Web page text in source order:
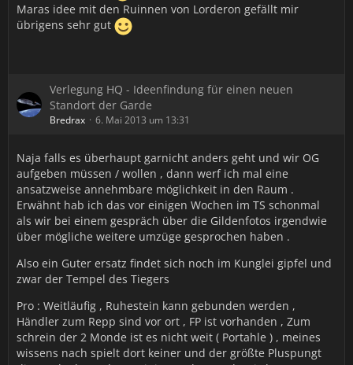
Maras idee mit den Ruinnen von Lorderon gefällt mir
übrigens sehr gut
Verlegung HQ - Ideenfindung für einen neuen
Standort der Garde
Bredrax 6. Mai 2013 um 13:31
Naja falls es überhaupt garnicht anders geht und wir OG
aufgeben müssen / wollen , dann werf ich mal eine
ansatzweise annehmbare möglichkeit in den Raum .
Erwähnt hab ich das vor einigen Wochen im TS schonmal
als wir bei einem gespräch über die Gildenfotos irgendwie
über mögliche weitere umzüge gesprochen haben .
Also ein Guter ersatz findet sich noch im Kunglei gipfel und
zwar der Tempel des Tiegers
Pro : Weitläufig , Ruhestein kann gebunden werden ,
Händler zum Repp sind vor ort , FP ist vorhanden , Zum
schrein der 2 Monde ist es nicht weit ( Portahle ) , meines
wissens nach spielt dort keiner und der größte Pluspungt